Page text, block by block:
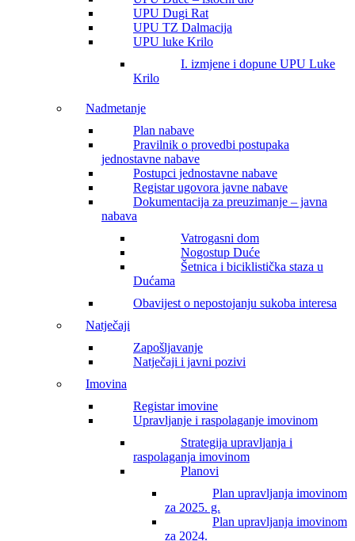
UPU Dugi Rat
UPU TZ Dalmacija
UPU luke Krilo
I. izmjene i dopune UPU Luke
Krilo
Nadmetanje
Plan nabave
Pravilnik o provedbi postupaka
jednostavne nabave
Postupci jednostavne nabave
Registar ugovora javne nabave
Dokumentacija za preuzimanje – javna
nabava
Vatrogasni dom
Nogostup Duće
Šetnica i biciklistička staza u
Dućama
Obavijest o nepostojanju sukoba interesa
Natječaji
Zapošljavanje
Natječaji i javni pozivi
Imovina
Registar imovine
Upravljanje i raspolaganje imovinom
Strategija upravljanja i
raspolaganja imovinom
Planovi
Plan upravljanja imovinom
za 2025. g.
Plan upravljanja imovinom
za 2024.